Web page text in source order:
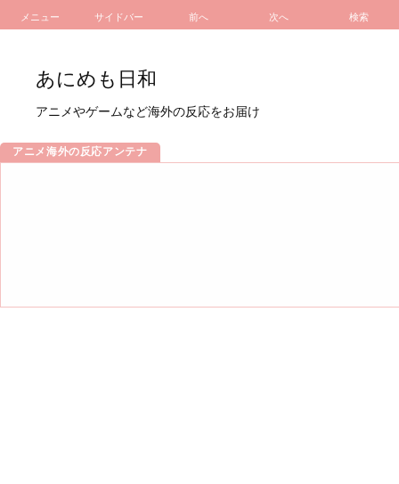
メニュー サイドバー 前へ 次へ 検索
あにめも日和
アニメやゲームなど海外の反応をお届け
アニメ海外の反応アンテナ